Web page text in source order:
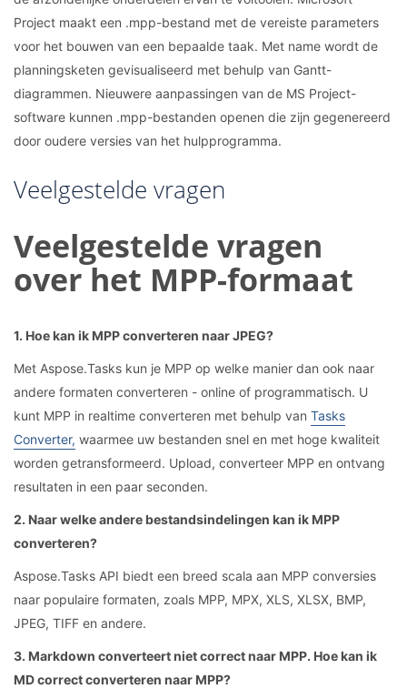
Project maakt een .mpp-bestand met de vereiste parameters
voor het bouwen van een bepaalde taak. Met name wordt de
planningsketen gevisualiseerd met behulp van Gantt-
diagrammen. Nieuwere aanpassingen van de MS Project-
software kunnen .mpp-bestanden openen die zijn gegenereerd
door oudere versies van het hulpprogramma.
Veelgestelde vragen
Veelgestelde vragen
over het MPP-formaat
1. Hoe kan ik MPP converteren naar JPEG?
Met Aspose.Tasks kun je MPP op welke manier dan ook naar
andere formaten converteren - online of programmatisch. U
kunt MPP in realtime converteren met behulp van Tasks
Converter, waarmee uw bestanden snel en met hoge kwaliteit
worden getransformeerd. Upload, converteer MPP en ontvang
resultaten in een paar seconden.
2. Naar welke andere bestandsindelingen kan ik MPP
converteren?
Aspose.Tasks API biedt een breed scala aan MPP conversies
naar populaire formaten, zoals MPP, MPX, XLS, XLSX, BMP,
JPEG, TIFF en andere.
3. Markdown converteert niet correct naar MPP. Hoe kan ik
MD correct converteren naar MPP?